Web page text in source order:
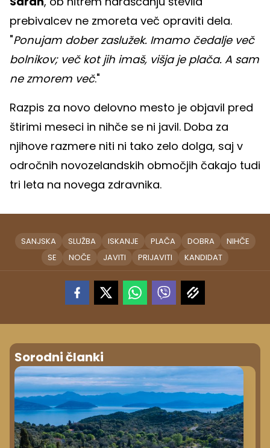
prebivalcev ne zmoreta več opraviti dela.
"Ponujam dober zaslužek. Imamo čedalje več
bolnikov; več kot jih imaš, višja je plača. A sam
ne zmorem več."
Razpis za novo delovno mesto je objavil pred
štirimi meseci in nihče se ni javil. Doba za
njihove razmere niti ni tako zelo dolga, saj v
odročnih novozelandskih območjih čakajo tudi
tri leta na novega zdravnika.
SANJSKA SLUŽBA ISKANJE PLAČA DOBRA
NIHČE
SE
NOČE JAVITI PRIJAVITI KANDIDAT
Sorodni članki